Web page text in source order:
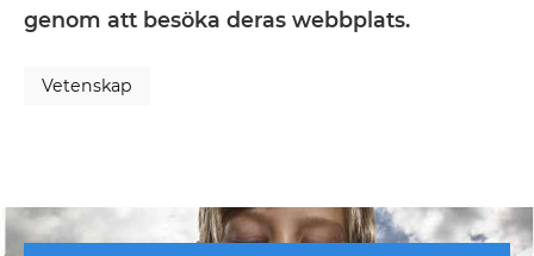
genom att besöka deras webbplats.
Vetenskap